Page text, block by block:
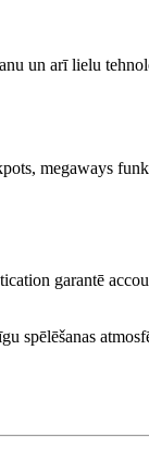
un arī lielu
megaways
garantē
spēlēšanas